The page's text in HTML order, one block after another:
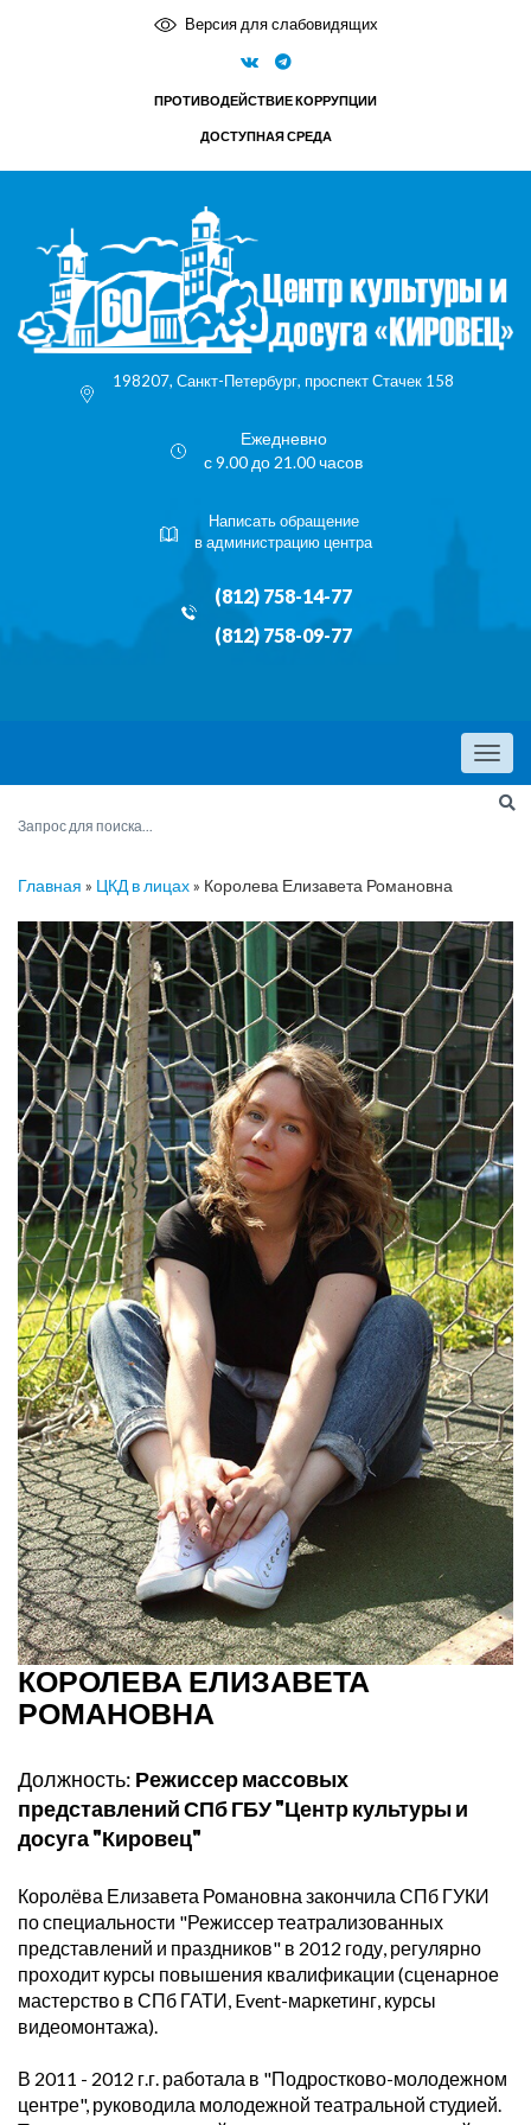
Версия для слабовидящих
ПРОТИВОДЕЙСТВИЕ КОРРУПЦИИ
ДОСТУПНАЯ СРЕДА
198207, Санкт-Петербург, проспект Стачек 158
Ежедневно
с 9.00 до 21.00 часов
Написать обращение
в администрацию центра
(812) 758-14-77
(812) 758-09-77
Menu
Главная » ЦКД в лицах» Королева Елизавета Романовна
КОРОЛЕВА ЕЛИЗАВЕТА
РОМАНОВНА
Должность: Режиссер массовых
представлений СПб ГБУ "Центр культуры и
досуга "Кировец"
Королёва Елизавета Романовна закончила СПб ГУКИ
по специальности "Режиссер театрализованных
представлений и праздников" в 2012 году, регулярно
проходит курсы повышения квалификации (сценарное
мастерство в СПб ГАТИ, Event-маркетинг, курсы
видеомонтажа).
В 2011 - 2012 г.г. работала в "Подростково-молодежном
центре", руководила молодежной театральной студией.